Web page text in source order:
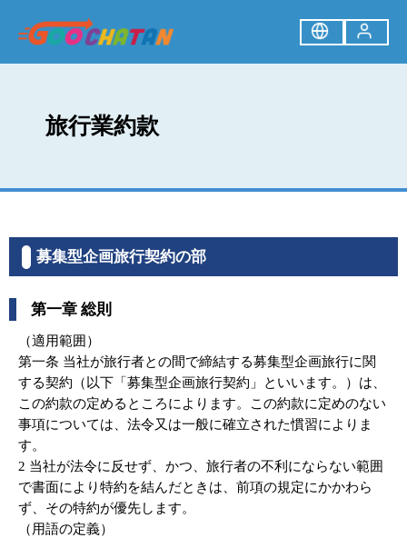
旅行業約款
募集型企画旅行契約の部
第一章 総則
（適用範囲）
第一条 当社が旅行者との間で締結する募集型企画旅行に関
する契約（以下「募集型企画旅行契約」といいます。）は、
この約款の定めるところによります。この約款に定めのない
事項については、法令又は一般に確立された慣習によりま
す。
2 当社が法令に反せず、かつ、旅行者の不利にならない範囲
で書面により特約を結んだときは、前項の規定にかかわら
ず、その特約が優先します。
（用語の定義）